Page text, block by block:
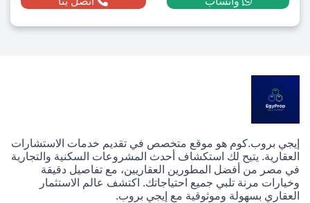
إيجي بروب.كوم هو موقع متخصص في تقديم خدمات الاستشارات
العقارية. يتيح لك استكشاف أحدث المشروعات السكنية والتجارية
في مصر من أفضل المطورين العقاريين، مع تفاصيل دقيقة
وخيارات مرنة تلبي جميع احتياجاتك. اكتشف عالم الاستثمار
العقاري بسهولة وموثوقية مع إيجي بروب.